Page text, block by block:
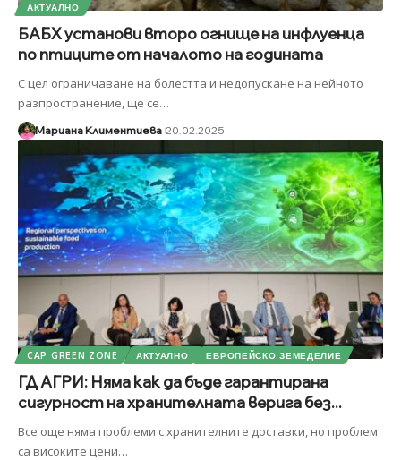
АКТУАЛНО
БАБХ установи второ огнище на инфлуенца
по птиците от началото на годината
С цел ограничаване на болестта и недопускане на нейното
разпространение, ще се…
Мариана Климентиева 20.02.2025
CAP GREEN ZONE АКТУАЛНО ЕВРОПЕЙСКО ЗЕМЕДЕЛИЕ
ГД АГРИ: Няма как да бъде гарантирана
сигурност на хранителната верига без...
Все още няма проблеми с хранителните доставки, но проблем
са високите цени…